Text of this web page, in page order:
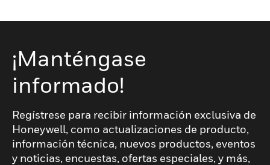
¡Manténgase
informado!
Regístrese para recibir información exclusiva de
Honeywell, como actualizaciones de producto,
información técnica, nuevos productos, eventos
y noticias, encuestas, ofertas especiales, y más,